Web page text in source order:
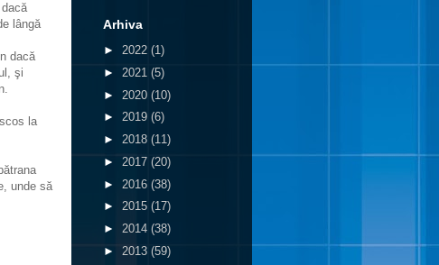
lângă
dacă
şi
la
unde să
Arhiva
► 2022 (1)
► 2021 (5)
► 2020 (10)
► 2019 (6)
► 2018 (11)
► 2017 (20)
► 2016 (38)
► 2015 (17)
► 2014 (38)
► 2013 (59)